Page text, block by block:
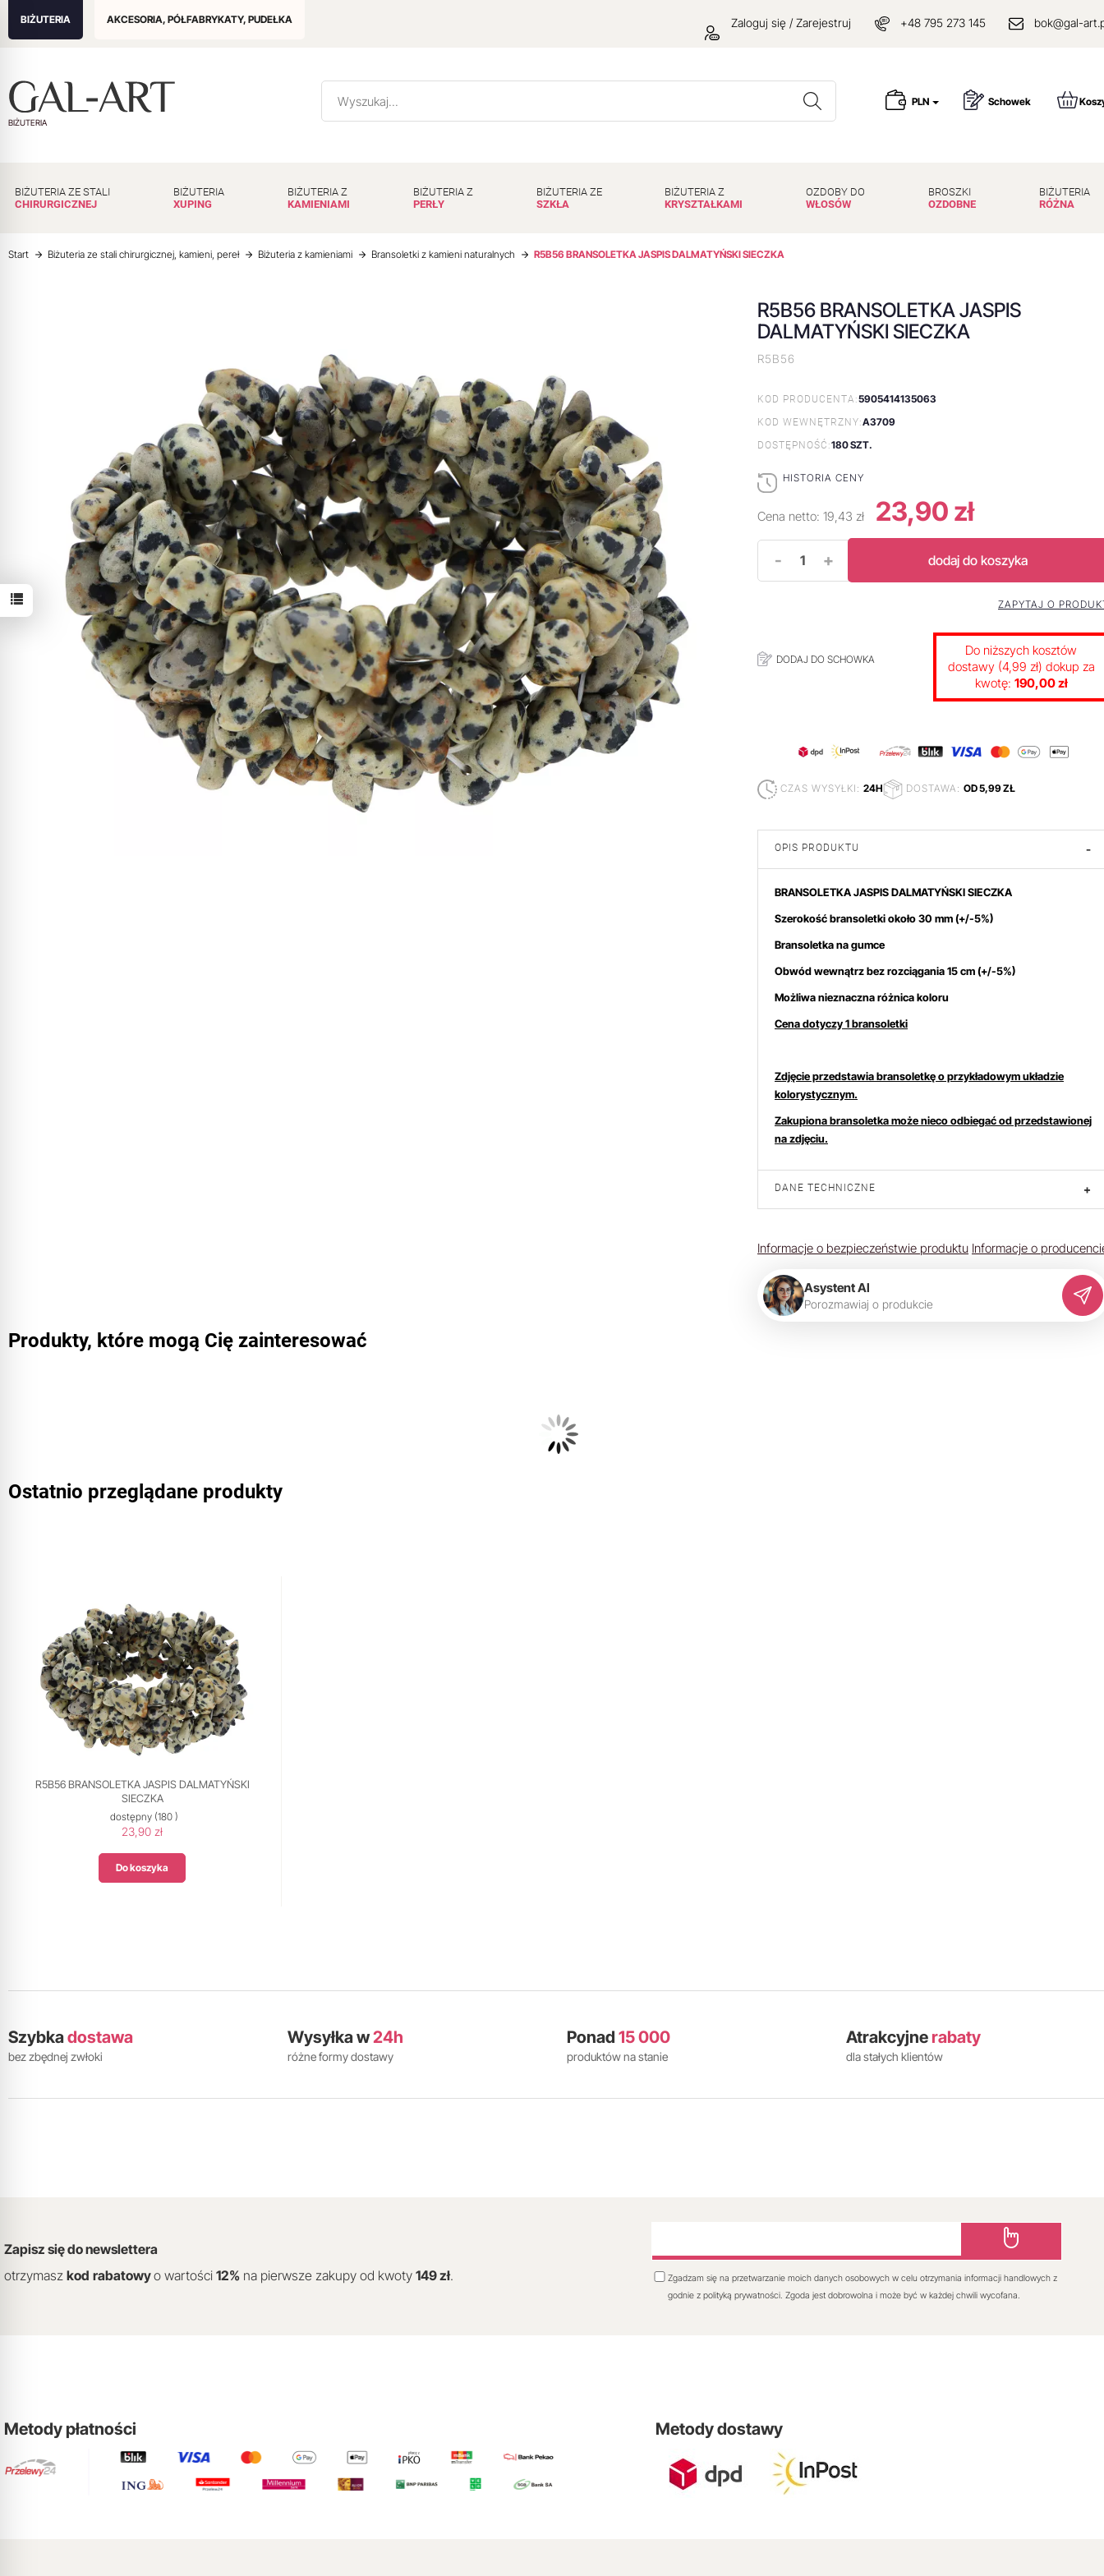
BIŻUTERIA AKCESORIA, PÓŁFABRYKATY, PUDEŁKA Zaloguj się / Zarejestruj +48 795 273 145 bok@gal-
BIŻUTERIA
Wyszukaj PLN Schowek
BIŻUTERIA ZE STALI
CHIRURGICZNEJ
BIŻUTERIA
XUPING
BIŻUTERIA Z
KAMIENIAMI
BIŻUTERIA Z
PERŁY
BIŻUTERIA ZE
SZKŁA
BIŻUTERIA Z
KRYSZTAŁKAMI
OZDOBY DO
WŁOSÓW
BROSZKI
OZDOBNE
BIŻUTERIA
RÓŻNA
Start Biżuteria ze stali chirurgicznej, kamieni, pereł Biżuteria z kamieniami Bransoletki z kamieni naturalnych R5B56 BRANSOLETKA JASPIS DALMATYŃSKI SIECZKA
R5B56 BRANSOLETKA JASPIS
DALMATYŃSKI SIECZKA
R5B56
KOD PRODUCENTA:5905414135063
KOD WEWNĘTRZNY:A3709
DOSTĘPNOŚĆ:180 SZT.
HISTORIA CENY
Cena netto: 19,43 zł 23,90 zł
- + dodaj do koszyka
DODAJ DO SCHOWKA
ZAPYTAJ O
Do niższych kosztów
dostawy (4,99 zł) dokup za
kwotę: 190,00 zł
CZAS WYSYŁKI: 24H DOSTAWA: OD 5,99 ZŁ
OPIS PRODUKTU -
BRANSOLETKA JASPIS DALMATYŃSKI SIECZKA
Szerokość bransoletki około 30 mm(+/-5%)
Bransoletka na gumce
Obwód wewnątrz bez rozciągania 15 cm (+/-5%)
Możliwa nieznaczna różnica koloru
Cena dotyczy 1 bransoletki
Zdjęcie przedstawia bransoletkę o przykładowym układzie
kolorystycznym.
Zakupiona bransoletka może nieco odbiegać od przedstawionej
na zdjęciu.
DANE TECHNICZNE +
Informacje o bezpieczeństwie produktu Informacje o
Asystent AI
Porozmawiaj o produkcie
Produkty, które mogą Cię zainteresować
Ostatnio przeglądane produkty
R5B56 BRANSOLETKA JASPIS DALMATYŃSKI
SIECZKA
dostępny (180 )
23,90 zł
Do koszyka
Szybkadostawa
bez zbędnej zwłoki
Wysyłka w24h
różne formy dostawy
Ponad 15 000
produktów na stanie
Atrakcyjne rabaty
dla stałych klientów
Zapisz się do newslettera
otrzymasz kod rabatowyo wartości 12% na pierwsze zakupy od kwoty 149 zł.
Zgadzam się na przetwarzanie moich danych osobowych w celu otrzymania informacji handlowych z
godnie z polityką prywatności. Zgoda jest dobrowolna i może być w każdej chwili wycofana.
Metody płatności Metody dostawy